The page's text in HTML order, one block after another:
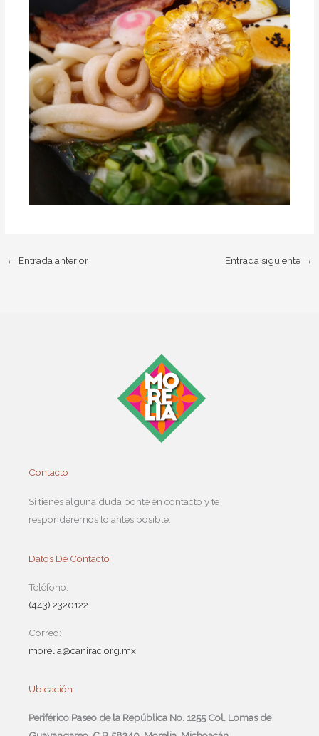
← Entrada anterior Entrada siguiente →
Contacto
Si tienes alguna duda ponte en contacto y te
responderemos lo antes posible.
Datos De Contacto
Teléfono:
(443) 2320122
Correo:
morelia@canirac.org.mx
Ubicación
Periférico Paseo de la República No. 1255 Col. Lomas de